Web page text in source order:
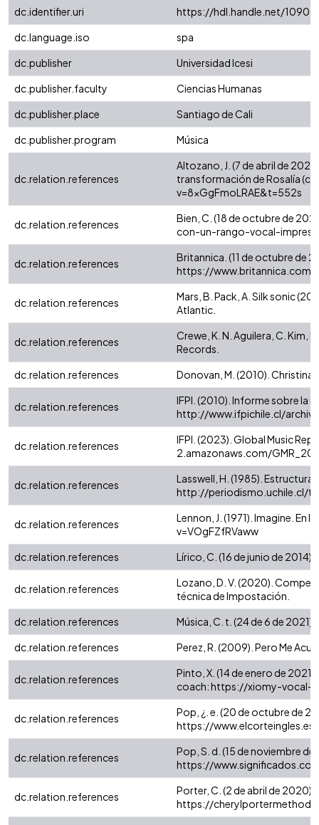
dc.identifier.uri
https://hdl.handle.net/
dc.language.iso
spa
dc.publisher
Universidad Icesi
dc.publisher.faculty
Ciencias Humanas
dc.publisher.place
Santiago de Cali
dc.publisher.program
Música
dc.relation.references
Altozano, J. (7 de abril de
transformación de Rosalía
v=8xGgFmoLRAE&t=552s
dc.relation.references
Bien, C. (18 de octubre de
con-un-rango-vocal-
dc.relation.references
Britannica. (11 de octubre de
https://www.britannica.com/
dc.relation.references
Mars, B. Pack, A. Silk sonic
Atlantic.
dc.relation.references
Crewe, K. N. Aguilera, C. Kim,
Records.
dc.relation.references
Donovan, M. (2010). Christina
dc.relation.references
IFPI. (2010). Informe sobre la
http://www.ifpichile.cl/
dc.relation.references
IFPI. (2023). Global Music
2.amazonaws.com/
dc.relation.references
Lasswell, H. (1985).
http://periodismo.uchile.cl/
dc.relation.references
Lennon, J. (1971). Imagine.
v=VOgFZfRVaww
dc.relation.references
Lírico, C. (16 de junio de 2014).
dc.relation.references
Lozano, D. V. (2020).
técnica de Impostación.
dc.relation.references
Música, C. t. (24 de 6 de
dc.relation.references
Perez, R. (2009). Pero Me
dc.relation.references
Pinto, X. (14 de enero de
coach: https://xiomy-vocal-
dc.relation.references
Pop, ¿. e. (20 de octubre de
https://
dc.relation.references
Pop, S. d. (15 de noviembre
https://
dc.relation.references
Porter, C. (2 de abril de
https://